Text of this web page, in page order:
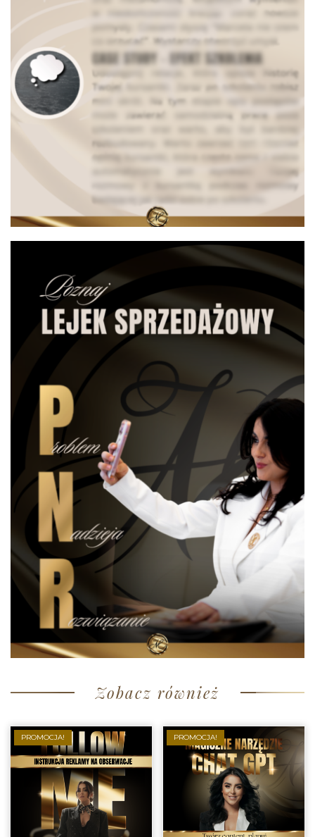
Zobacz również
PROMOCJA! PROMOCJA!